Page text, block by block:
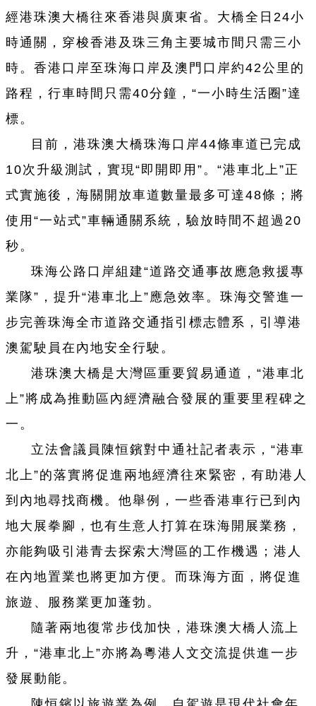
經港珠澳大橋往來香港與廣東省。大橋全日24小
時通關，穿梭香港及珠三角主要城市間只需三小
時。香港口岸至珠海口岸及澳門口岸約42公里的
路程，行車時間只需40分鐘，“一小時生活圈”達
標。
目前，港珠澳大橋珠海口岸44條車道已完成
10次升級測試，實現“即開即用”。“港車北上”正
式實施後，海關開放車道數量最多可達48條；將
使用“一站式”車輛通關系統，驗放時間不超過20
秒。
珠海公路口岸組建“道路交通事故應急救援專
業隊”，提升“港車北上”應急效率。珠海交警進一
步完善珠海全市道路交通指引標志體系，引導港
澳駕駛員在內地安全行駛。
港珠澳大橋是大灣區重要貿易通道，“港車北
上”將成為推動區內經濟融合發展的重要里程碑之
一。
立法會議員陳恒鑌對中通社記者表示，“港車
北上”的落實將促進兩地經濟往來緊密，有助港人
到內地尋找商機。他舉例，一些香港車行已到內
地大展拳腳，也有生意人打算在珠海開展業務，
亦能夠吸引港青去探索大灣區的工作機遇；港人
在內地置業也將更加方便。而珠海方面，將促進
旅遊、服務業更加蓬勃。
隨著兩地復常步伐加快，港珠澳大橋人流上
升，“港車北上”亦將為粵港人文交流提供進一步
發展動能。